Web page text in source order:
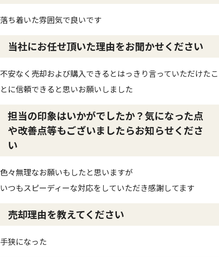
落ち着いた雰囲気で良いです
当社にお任せ頂いた理由をお聞かせください
不安なく売却および購入できるとはっきり言っていただけたこ
とに信頼できると思いお願いしました
担当の印象はいかがでしたか？気になった点
や改善点等もございましたらお知らせくださ
い
色々無理なお願いもしたと思いますが
いつもスピーディーな対応をしていただき感謝してます
売却理由を教えてください
手狭になった